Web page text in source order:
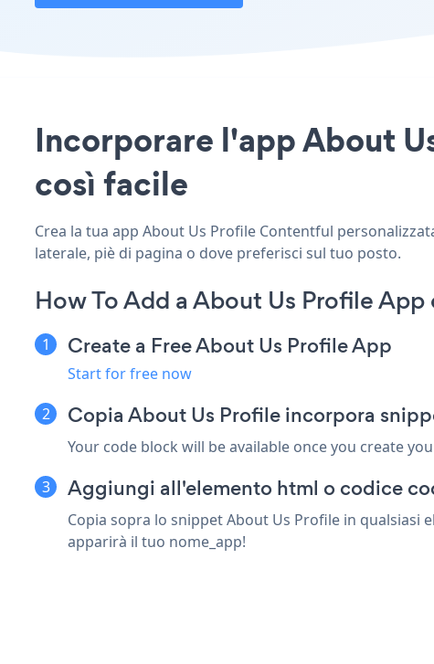
Incorporare l'app About
così facile
Crea la tua app About Us Profile Contentful
laterale, piè di pagina o dove preferisci sul tuo posto.
How To Add a About Us Profile
Create a Free About Us Profile App
Start for free now
Copia About Us Profile incorpora
Your code block will be available once you create
Aggiungi all'elemento html o codice
Copia sopra lo snippet About Us Profile in qualsiasi
apparirà il tuo nome_app!